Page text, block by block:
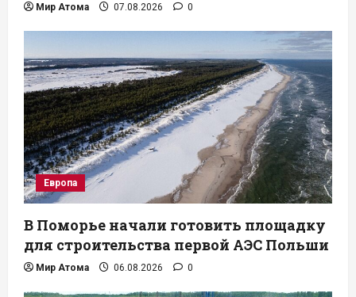
Мир Атома 07.08.2026 0
Европа
В Поморье начали готовить площадку
для строительства первой АЭС Польши
Мир Атома 06.08.2026 0